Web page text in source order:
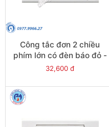
Công tắc đơn 2 chiều
phím lớn có đèn báo đỏ -
Model
32,600 đ